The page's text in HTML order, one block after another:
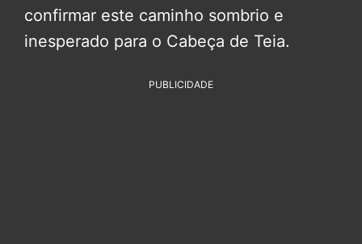
confirmar este caminho sombrio e
inesperado para o Cabeça de Teia.
PUBLICIDADE